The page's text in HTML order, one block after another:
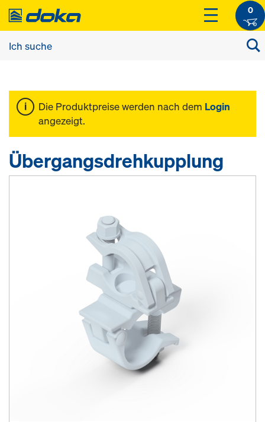
0
Die Produktpreise werden nach dem Login
angezeigt.
Übergangsdrehkupplung